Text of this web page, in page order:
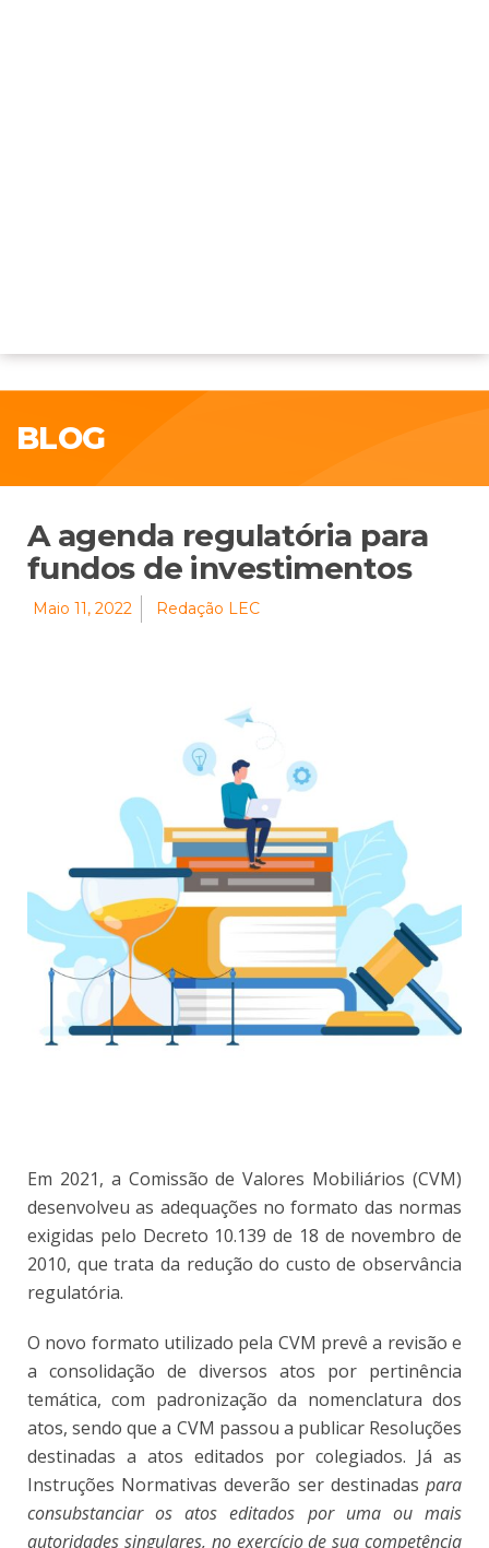
BLOG
A agenda regulatória para
fundos de investimentos
Maio 11, 2022 Redação LEC
Em 2021, a Comissão de Valores Mobiliários (CVM)
desenvolveu as adequações no formato das normas
exigidas pelo Decreto 10.139 de 18 de novembro de
2010, que trata da redução do custo de observância
regulatória.
O novo formato utilizado pela CVM prevê a revisão e
a consolidação de diversos atos por pertinência
temática, com padronização da nomenclatura dos
atos, sendo que a CVM passou a publicar Resoluções
destinadas a atos editados por colegiados. Já as
Instruções Normativas deverão ser destinadas para
consubstanciar os atos editados por uma ou mais
autoridades singulares, no exercício de sua competência